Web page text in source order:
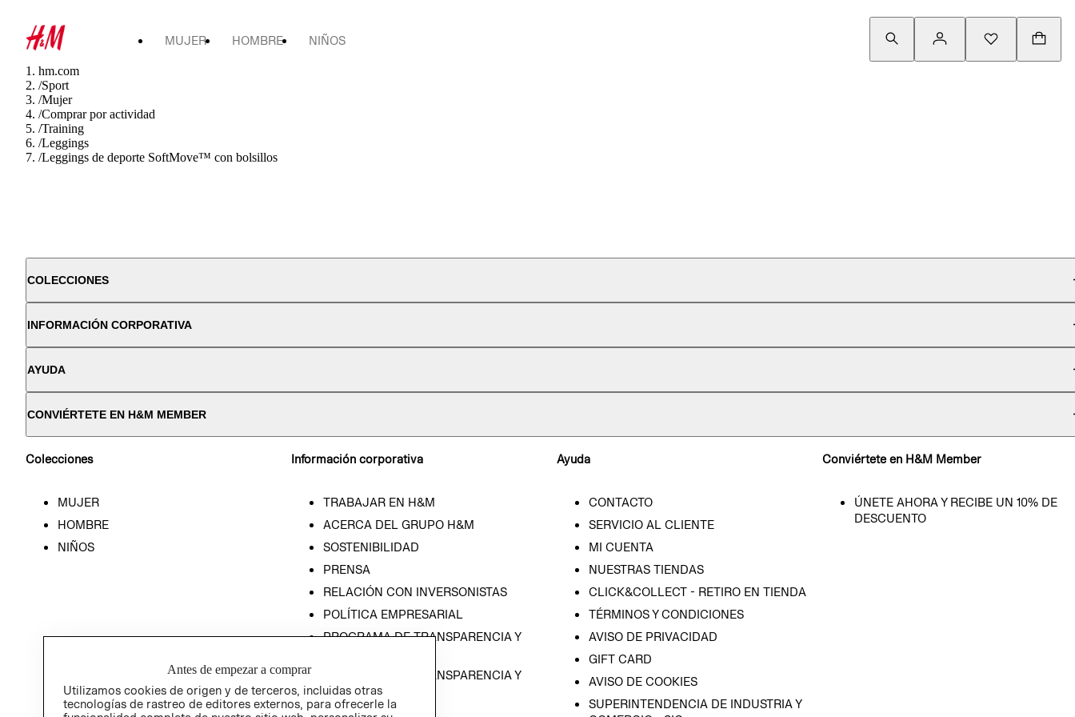
MUJER HOMBRE NIÑOS
hm.com
/Sport
/Mujer
/Comprar por actividad
/Training
/Leggings
/Leggings de deporte SoftMove™ con bolsillos
COLECCIONES
INFORMACIÓN CORPORATIVA
AYUDA
CONVIÉRTETE EN H&M MEMBER
Colecciones
MUJER
HOMBRE
NIÑOS
Información corporativa
TRABAJAR EN H&M
ACERCA DEL GRUPO H&M
SOSTENIBILIDAD
PRENSA
RELACIÓN CON INVERSONISTAS
POLÍTICA EMPRESARIAL
PROGRAMA DE TRANSPARENCIA Y
PROGRAMA DE TRANSPARENCIA Y
ÉTICA (INGLÉS)
Ayuda
CONTACTO
SERVICIO AL CLIENTE
MI CUENTA
NUESTRAS TIENDAS
CLICK&COLLECT - RETIRO EN TIENDA
TÉRMINOS Y CONDICIONES
AVISO DE PRIVACIDAD
GIFT CARD
AVISO DE COOKIES
SUPERINTENDENCIA DE INDUSTRIA Y
Conviértete en H&M Member
ÚNETE AHORA Y RECIBE UN 10% DE
DESCUENTO
Antes de empezar a comprar
Utilizamos cookies de origen y de terceros, incluidas otras
tecnologías de rastreo de editores externos, para ofrecerle la